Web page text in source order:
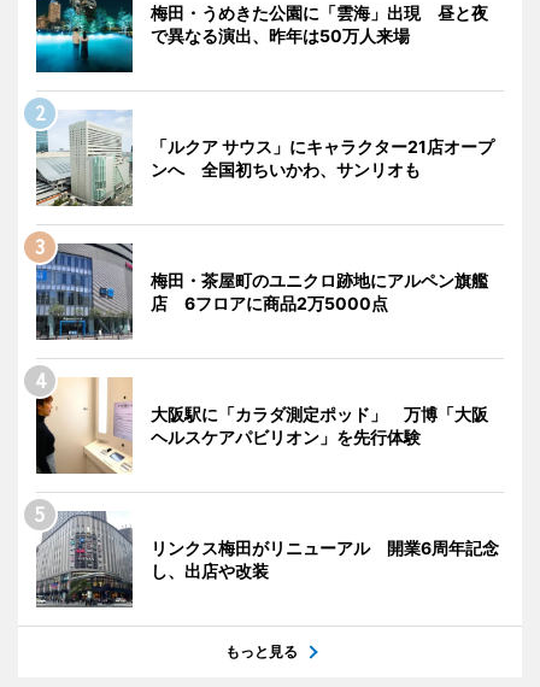
梅田・うめきた公園に「雲海」出現 昼と夜
で異なる演出、昨年は50万人来場
「ルクア サウス」にキャラクター21店オープ
ンへ 全国初ちいかわ、サンリオも
梅田・茶屋町のユニクロ跡地にアルペン旗艦
店 6フロアに商品2万5000点
大阪駅に「カラダ測定ポッド」 万博「大阪
ヘルスケアパビリオン」を先行体験
リンクス梅田がリニューアル 開業6周年記念
し、出店や改装
もっと見る